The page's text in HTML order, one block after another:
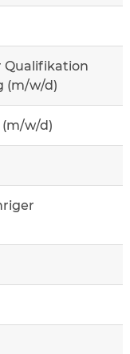
Qualifikation
(m/w/d)
w/d)